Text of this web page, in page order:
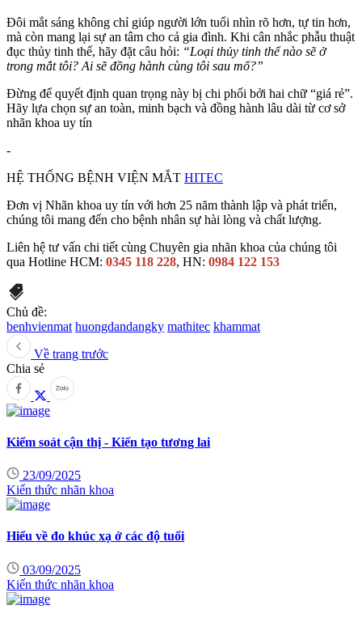
Đôi mắt sáng không chỉ giúp người lớn tuổi nhìn rõ hơn, tự tin hơn,
mà còn mang lại sự an tâm cho cả gia đình. Khi cân nhắc phẫu thuật
đục thủy tinh thể, hãy đặt câu hỏi: “Loại thủy tinh thể nào sẽ ở
trong mắt tôi? Ai sẽ đồng hành cùng tôi sau mổ?”
Đừng để quyết định quan trọng này bị chi phối bởi hai chữ “giá rẻ”.
Hãy lựa chọn sự an toàn, minh bạch và đồng hành lâu dài từ cơ sở
nhãn khoa uy tín
-
HỆ THỐNG BỆNH VIỆN MẮT HITEC
Đơn vị Nhãn khoa uy tín với hơn 25 năm thành lập và phát triển,
chúng tôi mang đến cho bệnh nhân sự hài lòng và chất lượng.
Liên hệ tư vấn chi tiết cùng Chuyên gia nhãn khoa của chúng tôi
qua Hotline HCM: 0345 118 228, HN: 0984 122 153
Chủ đề:
benhvienmat huongdandangky mathitec khammat
Về trang trước
Chia sẻ
Kiểm soát cận thị - Kiến tạo tương lai
23/09/2025
Kiến thức nhãn khoa
Hiểu về đo khúc xạ ở các độ tuổi
03/09/2025
Kiến thức nhãn khoa